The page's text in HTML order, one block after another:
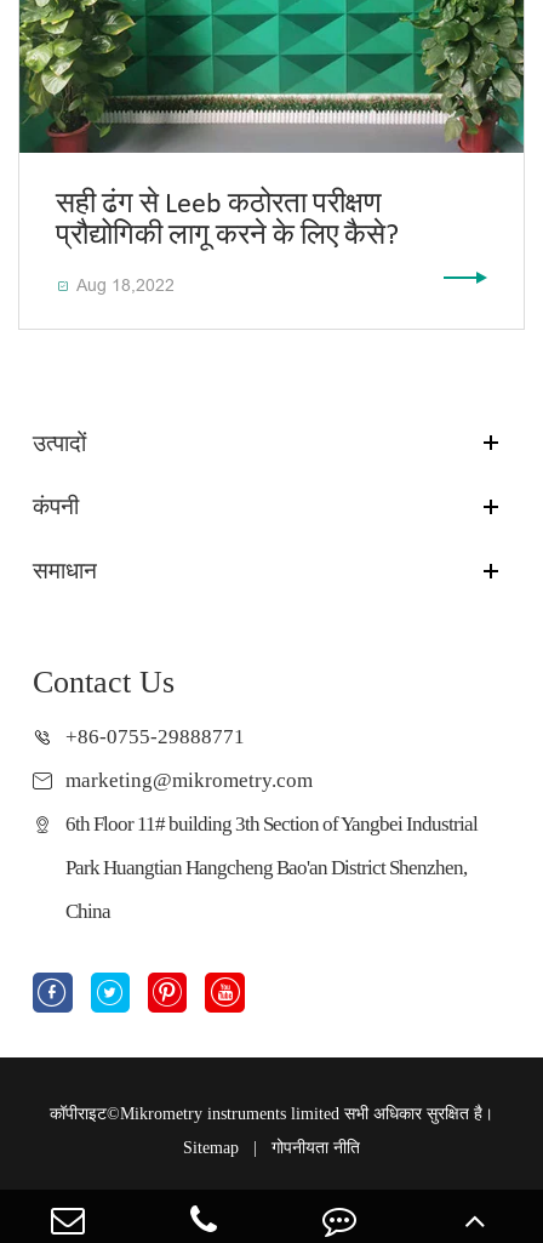
सही ढंग से Leeb कठोरता परीक्षण
प्रौद्योगिकी लागू करने के लिए कैसे?
 Aug 18,2022
उत्पादों
कंपनी
समाधान
Contact Us
+86-0755-29888771
marketing@mikrometry.com
6th Floor 11# building 3th Section of Yangbei Industrial
Park Huangtian Hangcheng Bao'an District Shenzhen,
China
   
कॉपीराइट©Mikrometry instruments limited सभी अधिकार सुरक्षित है।
Sitemap
गोपनीयता नीति